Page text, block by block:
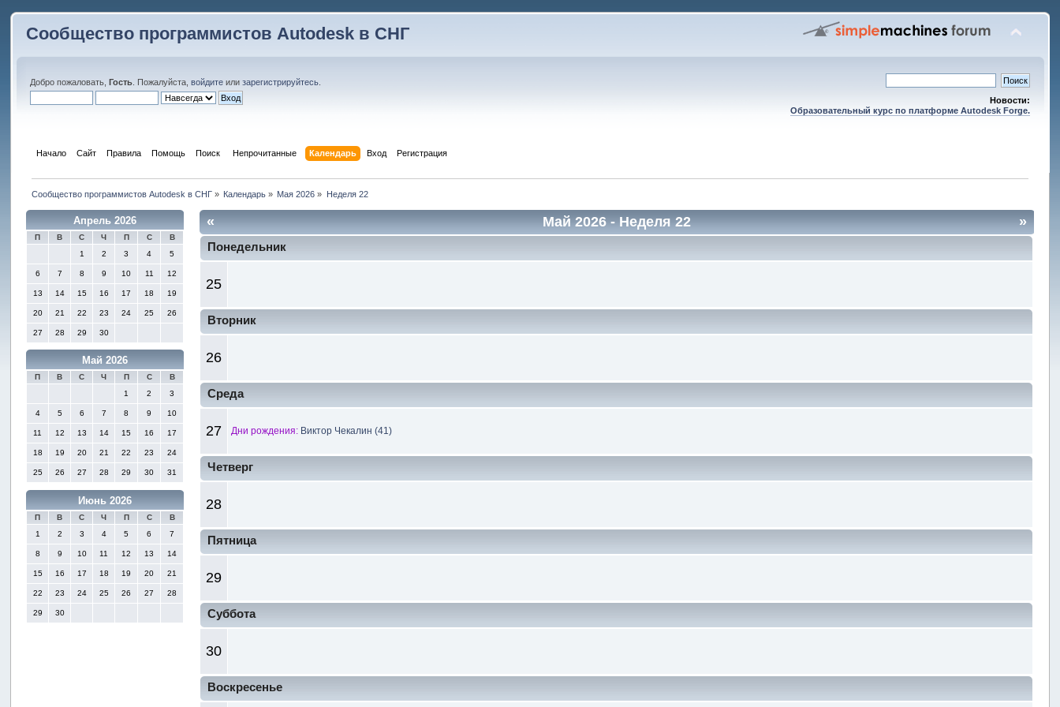
Сообщество программистов Autodesk в СНГ
Добро пожаловать,Гость . Пожалуйста,войдите илизарегистрируйтесь
Новости:
Образовательный курс по платформе Autodesk Forge.
Начало Сайт Правила Помощь Поиск Непрочитанные Календарь Вход Регистрация
Сообщество программистов Autodesk в СНГ» Календарь » Мая 2026 » Неделя 22
Апрель 2026
П В С Ч П С
В
1
2 3 4 5
6 7 8 9 10 11 12
13 14 15 16 17 18 19
20 21 22 23 24 25 26
27 28 29 30
Май 2026
П В С Ч П С
В
1
2 3
4 5 6 7 8 9 10
11 12 13 14 15 16 17
18 19 20 21 22 23 24
25 26 27 28 29 30 31
Июнь 2026
П В С Ч П С
В
1
2 3 4 5 6 7
8 9 10 11 12 13 14
15 16 17 18 19 20 21
22 23 24 25 26 27 28
29 30
« »
Май 2026- Неделя 22
Понедельник
25
Вторник
26
Среда
27 Дни рождения: Виктор Чекалин (41)
Четверг
28
Пятница
29
Суббота
30
Воскресенье